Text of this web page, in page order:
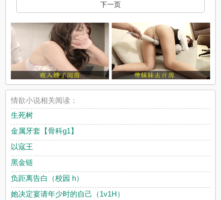
下一页
情欲小说相关阅读：
生死树
金属牙套【骨科g1】
以寇王
黑金链
负距离告白（校园 h）
她决定宴请年少时的自己（1v1H）